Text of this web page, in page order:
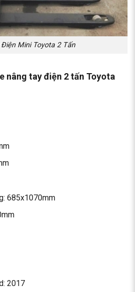
Mini Toyota 2 Tấn
nâng tay điện 2 tấn Toyota
685x1070mm
2017